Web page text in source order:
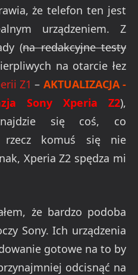
że telefon ten jest
urządzeniem. Z
(na redakcyjne testy
na otarcie łez
Z1 – AKTUALIZACJA -
Sony Xperia Z2),
się coś, co
rzecz komuś się nie
Xperia Z2 spędza mi
że bardzo podoba
Sony. Ich urządzenia
gotowe na to by
odcisnąć na